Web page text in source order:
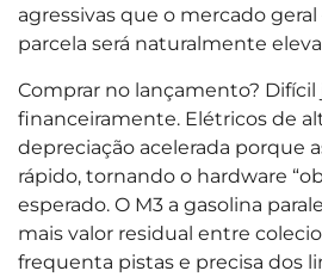
agressivas que o mercado
parcela será naturalmente
Comprar no lançamento?
financeiramente. Elétricos de
depreciação acelerada porque
rápido, tornando o hardware
esperado. O M3 a gasolina
mais valor residual entre
frequenta pistas e precisa dos